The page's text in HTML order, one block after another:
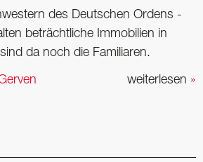
des Deutschen Ordens
beträchtliche Immobilien in
da noch die Familiaren.
weiterlesen »